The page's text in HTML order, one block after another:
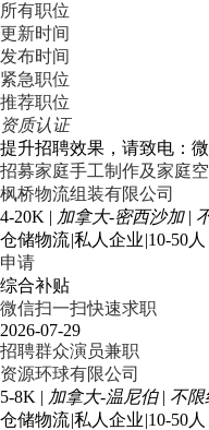
所有职位
更新时间
发布时间
紧急职位
推荐职位
资质认证
提升招聘效果，请致电：
招募家庭手工制作及家庭
枫桥物流组装有限公司
4-20K | 加拿大-密西沙加 |
仓储物流|私人企业|10-50人
申请
综合补贴
微信扫一扫快速求职
2026-07-29
招聘群众演员兼职
资源环球有限公司
5-8K | 加拿大-温尼伯 | 不限
仓储物流|私人企业|10-50人